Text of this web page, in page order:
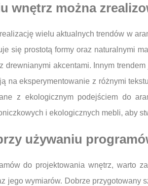
wnętrz można
wielu aktualnych trendów w
się prostotą formy oraz naturalnymi
akcentami. Innym
na eksperymentowanie z różnymi
z ekologicznym podejściem do
i ekologicznych mebli, aby
używaniu
do projektowania wnętrz, warto
jego wymiarów. Dobrze